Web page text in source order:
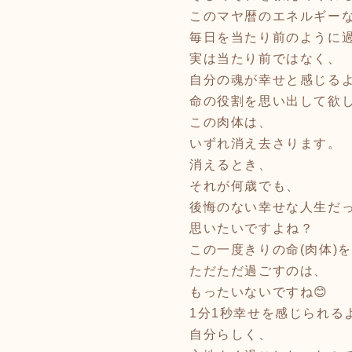
このマヤ暦のエネルギー
毎日を当たり前のように
実は当たり前ではなく、
自分の魂が幸せと感じる
命の役割を思い出して欲
この肉体は、
いずれ消え去さります。
消えるとき、
それが何歳でも、
後悔のない幸せな人生だ
思いたいですよね？
この一度きりの命(肉体)
ただただ過ごすのは、
もったいないですね😊
1分1秒幸せを感じられる
自分らしく、